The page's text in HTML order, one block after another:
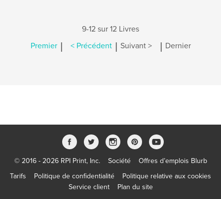
9-12 sur 12 Livres
Premier | < Précédent | Suivant > | Dernier
© 2016 - 2026 RPI Print, Inc. Société
Offres d’emplois Blurb
Tarifs
Politique de confidentialité
Politique relative aux cookies
Service client
Plan du site